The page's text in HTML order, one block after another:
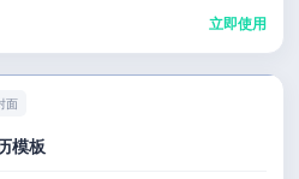
立即使用
面
模板